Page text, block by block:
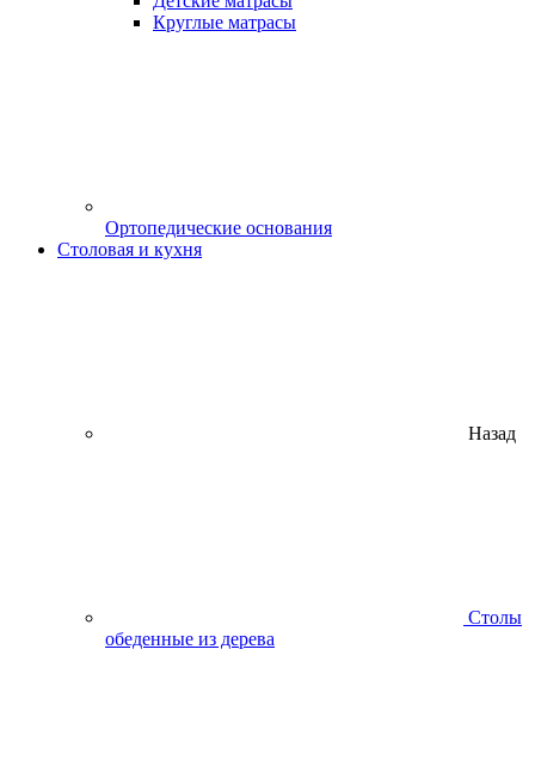
Круглые матрасы
Ортопедические основания
Столовая и кухня
Назад
Столы
обеденные из дерева